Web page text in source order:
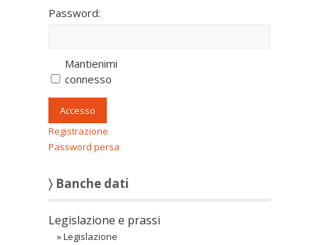
Password:
Mantienimi
connesso
Accesso
Registrazione
Password persa
〉 Banche dati
Legislazione e prassi
»Legislazione